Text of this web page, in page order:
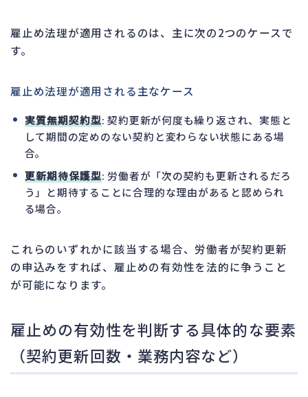
雇止め法理が適用されるのは、主に次の2つのケースで
す。
雇止め法理が適用される主なケース
実質無期契約型: 契約更新が何度も繰り返され、実態と
して期間の定めのない契約と変わらない状態にある場
合。
更新期待保護型: 労働者が「次の契約も更新されるだろ
う」と期待することに合理的な理由があると認められ
る場合。
これらのいずれかに該当する場合、労働者が契約更新
の申込みをすれば、雇止めの有効性を法的に争うこと
が可能になります。
雇止めの有効性を判断する具体的な要素
（契約更新回数・業務内容など）